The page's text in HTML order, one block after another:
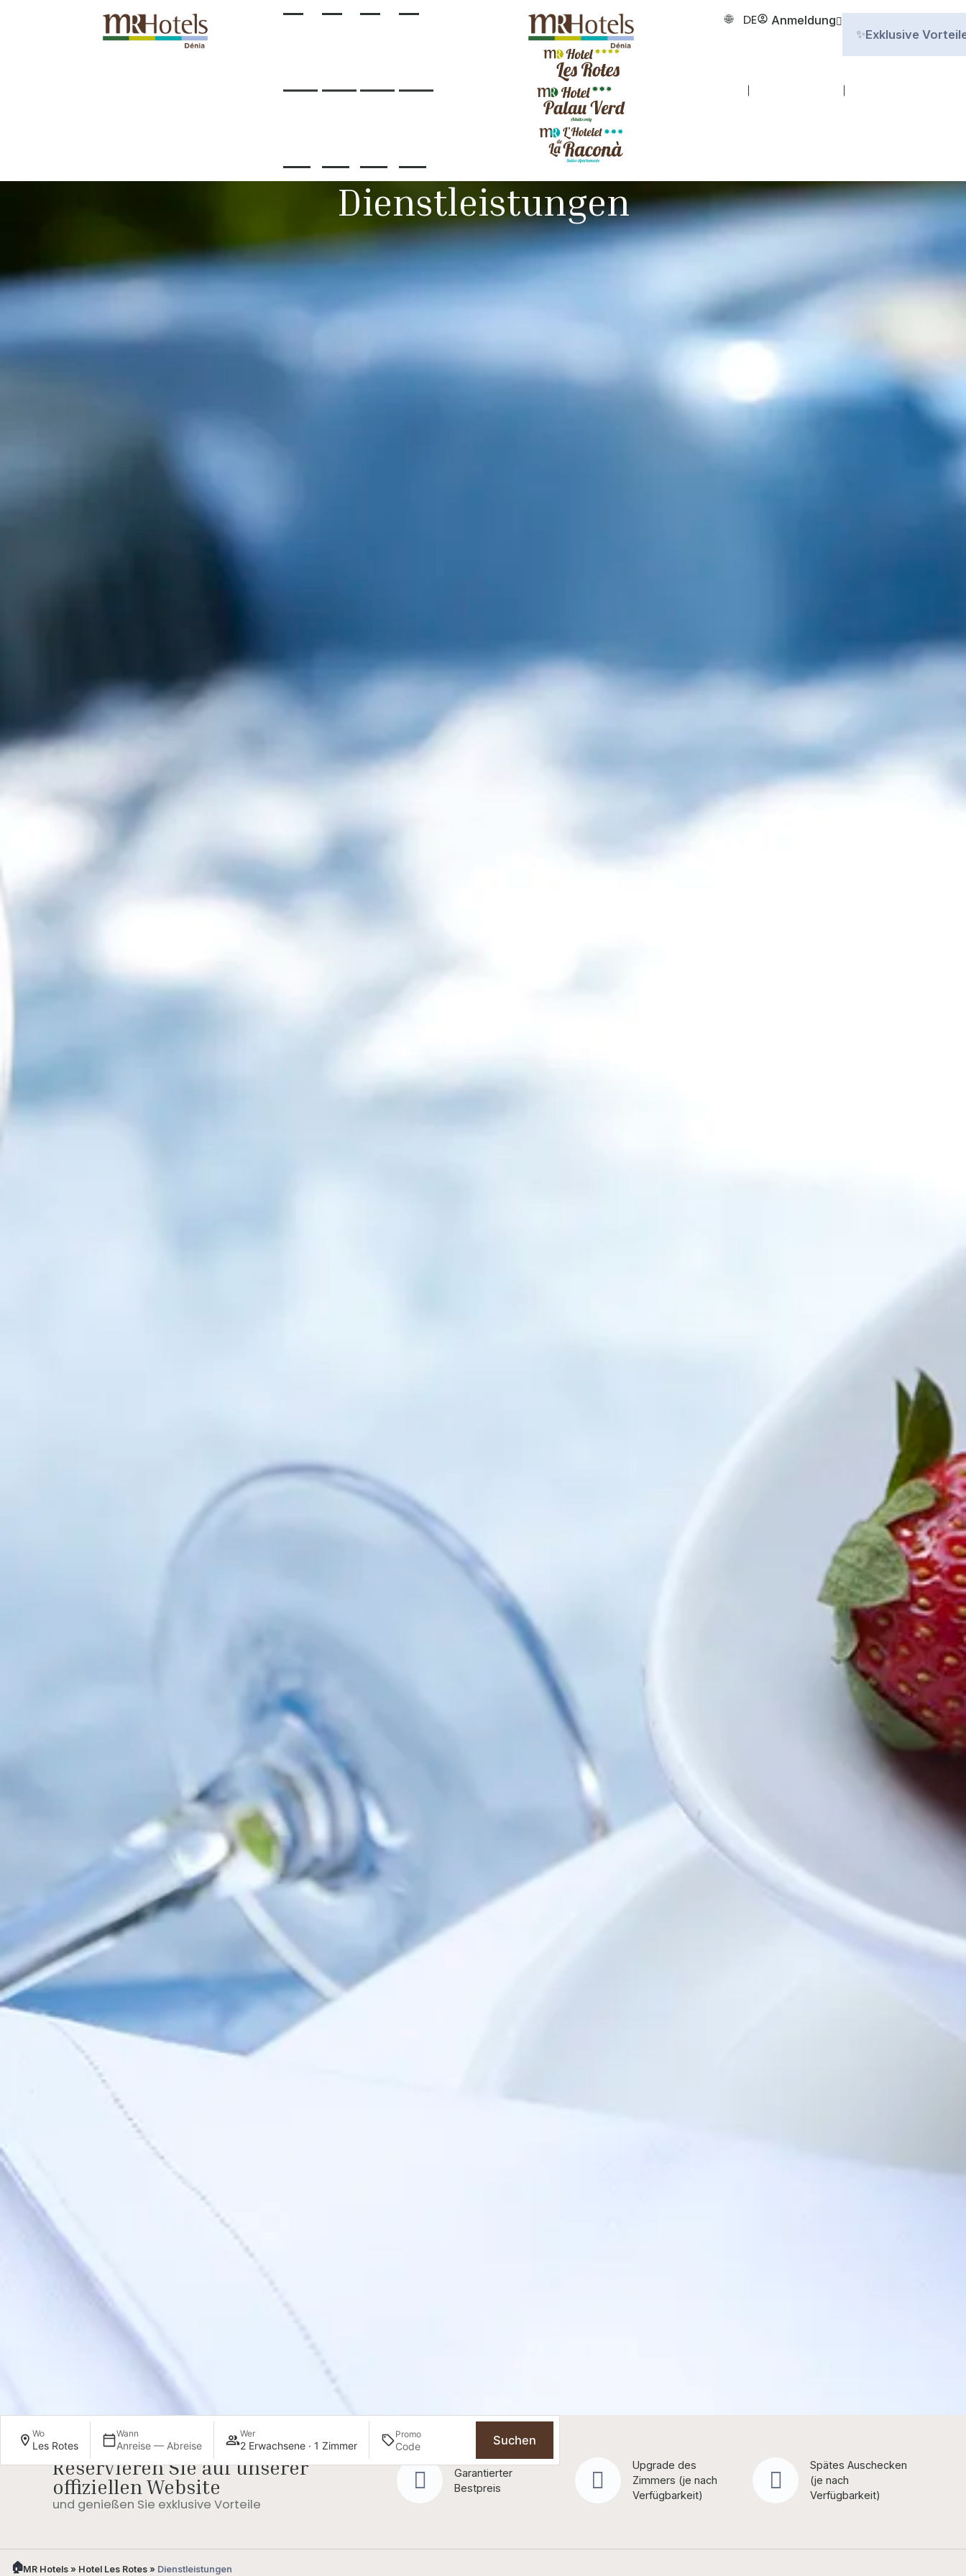
DE
Anmeldung
Exklusive
Dienstleistungen
Wo
Les Rotes
Wann
Anreise — Abreise
Wer
2 Erwachsene · 1 Zimmer
Promo Suchen
Reservieren Sie auf unserer
offiziellen Website
und genießen Sie exklusive Vorteile
Upgrade des
Zimmers (je nach
Verfügbarkeit)
Spätes Auschecken
Garantierter
Bestpreis
Upgrade des
Zimmers (je nach
Verfügbarkeit)
Spätes Auschecken
(je nach
Verfügbarkeit)
MR Hotels » Hotel Les Rotes » Dienstleistungen